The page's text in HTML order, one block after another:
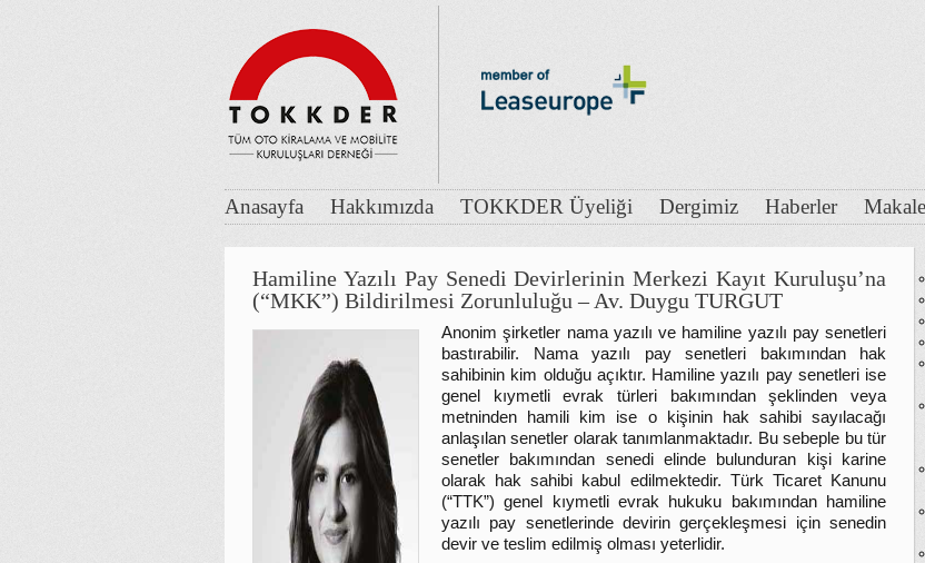
Anasayfa Hakkımızda TOKKDER Üyeliği Dergimiz Haberler
Hamiline Yazılı Pay Senedi Devirlerinin Merkezi Kayıt Kuruluşu’na
(“MKK”) Bildirilmesi Zorunluluğu – Av. Duygu TURGUT
Anonim şirketler nama yazılı ve hamiline yazılı pay senetleri
bastırabilir. Nama yazılı pay senetleri bakımından hak
sahibinin kim olduğu açıktır. Hamiline yazılı pay senetleri ise
genel kıymetli evrak türleri bakımından şeklinden veya
metninden hamili kim ise o kişinin hak sahibi sayılacağı
anlaşılan senetler olarak tanımlanmaktadır. Bu sebeple bu tür
senetler bakımından senedi elinde bulunduran kişi karine
olarak hak sahibi kabul edilmektedir. Türk Ticaret Kanunu
(“TTK”) genel kıymetli evrak hukuku bakımından hamiline
yazılı pay senetlerinde devirin gerçekleşmesi için senedin
devir ve teslim edilmiş olması yeterlidir.